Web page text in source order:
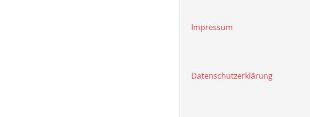
Impressum
Datenschutzerklärung